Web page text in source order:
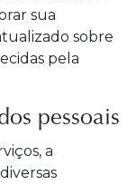
sua
sobre
pela
pessoais
a